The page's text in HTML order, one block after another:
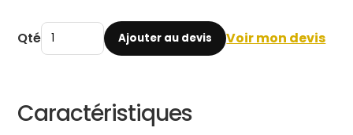
Qté Ajouter au devis Voir mon devis
Caractéristiques